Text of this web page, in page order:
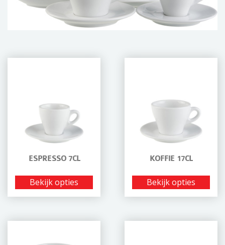
i
ESPRESSO 7CL
Bekijk opties
KOFFIE 17CL
Bekijk opties